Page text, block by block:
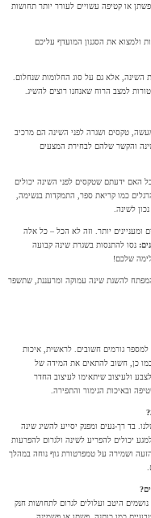
או קטיפה עשויים לעורר יותר תחושות
ולמצוא את הסגנון המועדף עליכם
השינה, אלא גם על סוג החלומות שנחלום.
למצב הרוח שאנחנו רוצים להשיג.
טקסים ושגרה לפני השינה הם מרכיב
והקשר שלהם לבחירת המצעים
האם ידעתם שטקסים לפני השינה יכולים
כמו קריאת ספר, התמקדות בנשימה,
לשינה.
ומעניינים יותר. וזה לא הכל – כל אלה
נסו להתנסות בשגרת שינה קבועה
שלכם!
להשגת שינה עמוקה ומרעננת, שתשפר
גורמים חשובים. לראשית, איכות
כן, חשוב להתאים את המידה של
ולעיצוב שיתאימו לעיצוב החדר
ובאיכות הגימור והתפירה.
בד רך-נעים ומפנק יסייע להשיג שינה
יכולים להפריע לשינה ולגרום להפרעות
ושמירה על טמפרטורת גוף נוחה במהלך
היטב ועלולים לגרום לתחושות חנק